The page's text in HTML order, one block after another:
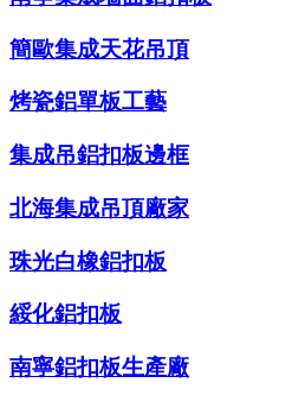
簡歐集成天花吊頂
烤瓷鋁單板工藝
集成吊鋁扣板邊框
北海集成吊頂廠家
珠光白橡鋁扣板
綏化鋁扣板
南寧鋁扣板生產廠